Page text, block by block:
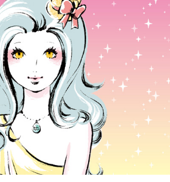
で、例えば洋服なんかも捨てようか
クは一軍二軍制度っていうのを作っ
着なかったから、捨てるのはもった
域に入れといて、さらに1年着なかっ
てくれるところへ出そう。あるいは
れ着てみない？とかで勧めるとかっ
んじゃないかと思いました」
にそうよね」
文。このご本の帯文にもね、キャッ
気になることがいっぱい書かれてお
読ませていただきますね。一人が不
人間関係に疲れた、お金のことが心
くない、一つでも当てはまったらこ
てね。これ見たらもう買わないとも
これが」